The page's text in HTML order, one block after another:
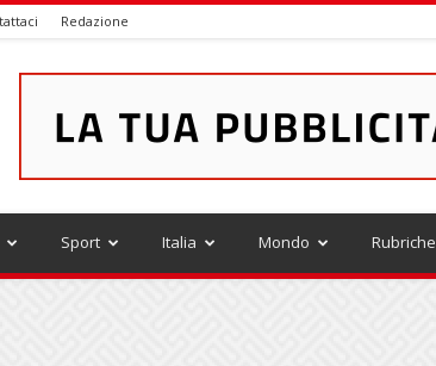
Redazione
Sport Italia Mondo Rubriche